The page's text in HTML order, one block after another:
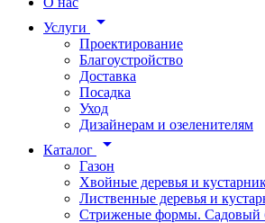
Услуги
arrow_drop_down
Проектирование
Благоустройство
Доставка
Посадка
Уход
Дизайнерам и озеленителям
Каталог
arrow_drop_down
Газон
Хвойные деревья и
Лиственные деревья и
Стриженые формы. Садовый